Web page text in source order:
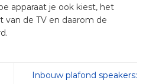
apparaat je ook kiest, het
van de TV en daarom de
Inbouw plafond speakers: